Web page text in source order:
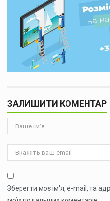
ЗАЛИШИТИ КОМЕНТАР
Зберегти моє ім'я, e-mail, та